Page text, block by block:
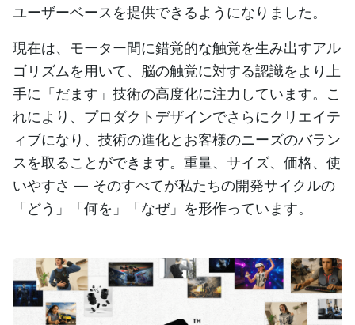
ユーザーベースを提供できるようになりました。
現在は、モーター間に錯覚的な触覚を生み出すアル
ゴリズムを用いて、脳の触覚に対する認識をより上
手に「だます」技術の高度化に注力しています。こ
れにより、プロダクトデザインでさらにクリエイテ
ィブになり、技術の進化とお客様のニーズのバラン
スを取ることができます。重量、サイズ、価格、使
いやすさ — そのすべてが私たちの開発サイクルの
「どう」「何を」「なぜ」を形作っています。